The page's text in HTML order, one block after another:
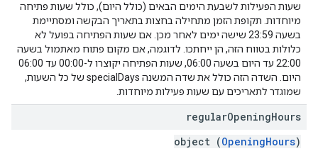
שעות הפעילות לשבעת הימים הבאים (כולל היום), כולל שעות פתיחה
מיוחדות. תקופת הזמן מתחילה בחצות בתאריך הבקשה ומסתיימת
בשעה 23:59 שישה ימים לאחר מכן. אם שעות הפתיחה בפועל לא
כלולות בטווח הזה, הן ייחתכו. לדוגמה, אם מקום פתוח מאתמול בשעה
22:00 עד היום בשעה 06:00, שעות הפתיחה יקוצרו ל-00:00 עד 06:00
היום. השדה הזה כולל את שדה המשנה specialDays של כל השעות,
שמוגדר לתאריכים עם שעות פעילות מיוחדות.
regularOpeningHours
object (OpeningHours)